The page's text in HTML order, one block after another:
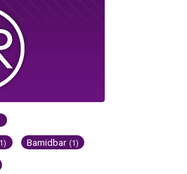
Bamidbar (1)